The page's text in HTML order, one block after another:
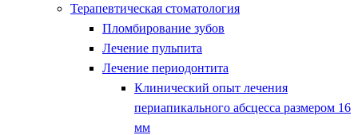
Терапевтическая стоматология
Пломбирование зубов
Лечение пульпита
Лечение периодонтита
Клинический опыт лечения
периапикального абсцесса размером 16
мм